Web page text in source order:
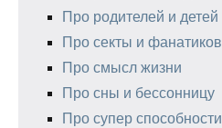
Про родителей и детей
Про секты и фанатиков
Про смысл жизни
Про сны и бессонницу
Про супер способности